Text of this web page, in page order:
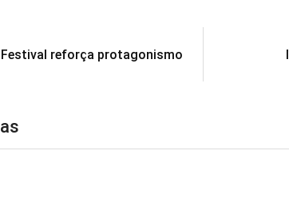
reforça protagonismo